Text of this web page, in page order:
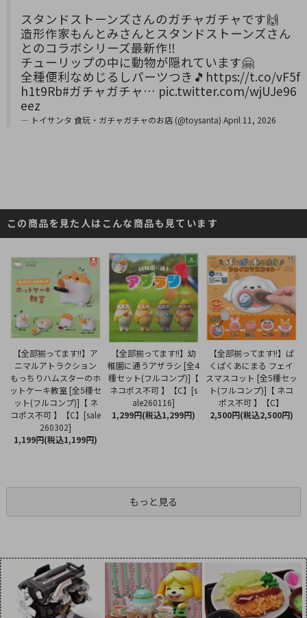
スタンドストーンズさんのガチャガチャです🙌
造形作家もんとみさんとスタンドストーンズさん
とのコラボシリーズ最新作‼️
チューリップの中に動物が隠れています🤗
全種便利なめじるしパーツつき🎵 https://t.co/vF5f
h1t9Rb#ガチャガチャ … pic.twitter.com/wjUJe96
eez
— トイサンタ 食玩・ガチャガチャのお店 (@toysanta) April 11, 2026
この商品を見た人はこんな商品も見ています
【全部揃ってます!!】ア
ニマルアトラクション
もっちりハムスターのホ
ットケーキ教室 [全5種セ
ット(フルコンプ)]【 ネ
コポス不可 】【C】[sale
260302]
1,199円(税込1,199円)
【全部揃ってます!!】幼
稚園に通うアザラシ [全4
種セット(フルコンプ)]【
ネコポス不可 】【C】[s
ale260116]
1,299円(税込1,299円)
【全部揃ってます!!】ぱ
くぱくあにまる フェイ
スマスコット [全5種セッ
ト(フルコンプ)]【 ネコ
ポス不可 】【C】
2,500円(税込2,500円)
もっと見る